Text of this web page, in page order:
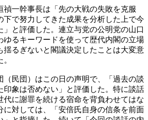
禎一幹事長は「先の大戦の失敗を克服
下で努力してきた成果を分析した上で今
」と評価した。連立与党の公明党の山口
ゆるキーワードを使って歴代内閣の立場
揺るぎないと閣議決定したことは大変意
（民団）はこの日の声明で、「過去の談
印象は否めない」と評価した。特に談話
代に謝罪を続ける宿命を背負わせてはな
に対しては、「安倍氏自身の信条を前面